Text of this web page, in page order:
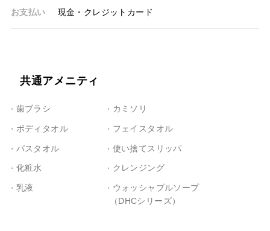
お支払い 現金・クレジットカード
共通アメニティ
歯ブラシ カミソリ
ボディタオル フェイスタオル
バスタオル 使い捨てスリッパ
化粧水 クレンジング
乳液
ウォッシャブルソープ
（DHCシリーズ）